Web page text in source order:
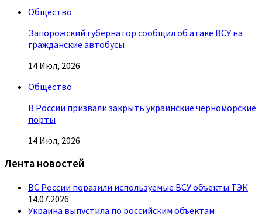
Общество
Запорожский губернатор сообщил об атаке ВСУ на
гражданские автобусы
14 Июл, 2026
Общество
В России призвали закрыть украинские черноморские
порты
14 Июл, 2026
Лента новостей
ВС России поразили используемые ВСУ объекты ТЭК
14.07.2026
Украина выпустила по российским объектам